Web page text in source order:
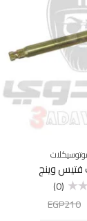
وينج
(0)
EGP210